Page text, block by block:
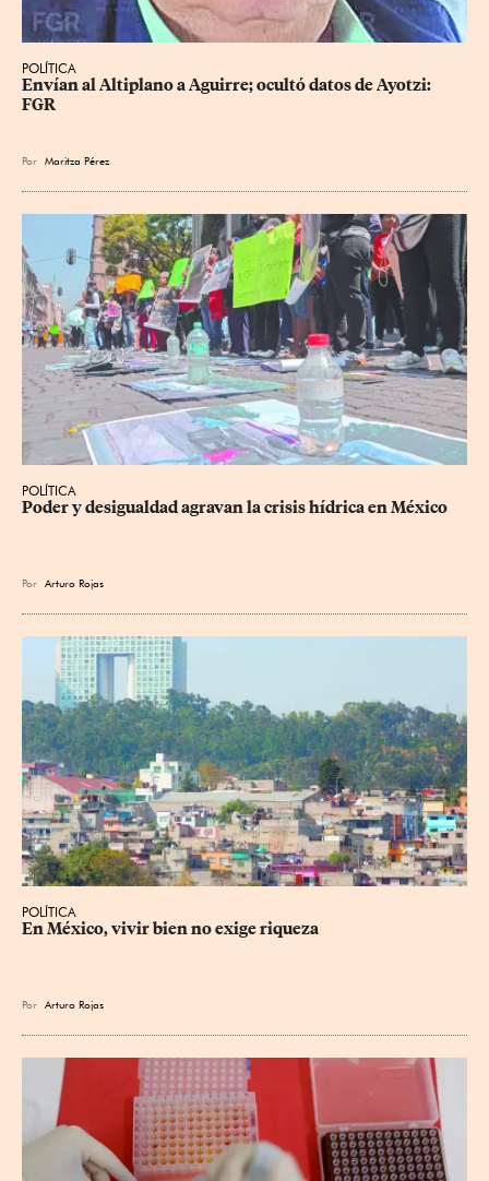
POLÍTICA
Envían al Altiplano a Aguirre; ocultó datos de Ayotzi:
FGR
Por Maritza Pérez
POLÍTICA
Poder y desigualdad agravan la crisis hídrica en México
Por Arturo Rojas
POLÍTICA
En México, vivir bien no exige riqueza
Por Arturo Rojas